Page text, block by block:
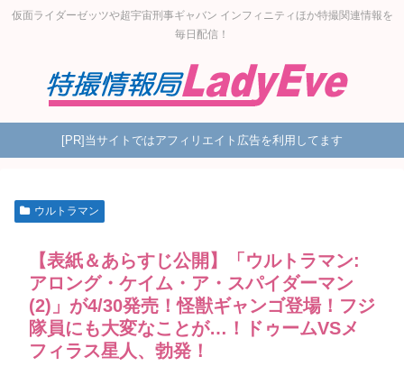
仮面ライダーゼッツや超宇宙刑事ギャバン インフィニティほか特撮関連情報を
毎日配信！
[PR]当サイトではアフィリエイト広告を利用してます
ウルトラマン
【表紙＆あらすじ公開】「ウルトラマン:
アロング・ケイム・ア・スパイダーマン
(2)」が4/30発売！怪獣ギャンゴ登場！フジ
隊員にも大変なことが…！ドゥームVSメ
フィラス星人、勃発！